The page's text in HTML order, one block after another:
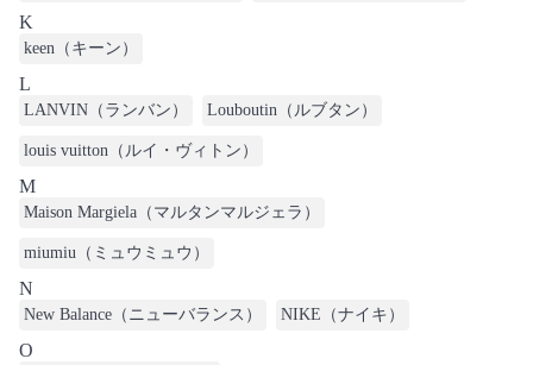
K
keen（キーン）
L
LANVIN（ランバン） Louboutin（ルブタン）
louis vuitton（ルイ・ヴィトン）
M
Maison Margiela（マルタンマルジェラ）
miumiu（ミュウミュウ）
N
New Balance（ニューバランス） NIKE（ナイキ）
O